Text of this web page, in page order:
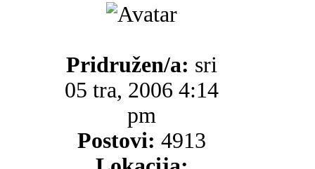
Pridružen/a: sri
05 tra, 2006 4:14
pm
Postovi: 4913